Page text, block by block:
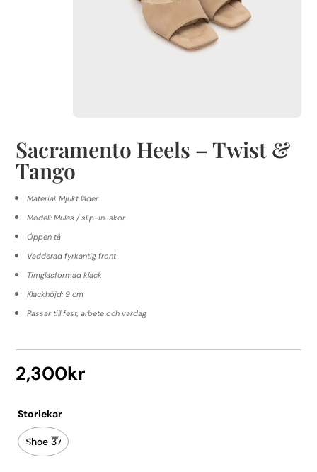
Sacramento Heels – Twist &
Tango
Material: Mjukt läder
Modell: Mules / slip-in-skor
Öppen tå
Vadderad fyrkantig front
Timglasformad klack
Klackhöjd: 9 cm
Passar till fest, arbete och vardag
2,300kr
Storlekar
Shoe 37